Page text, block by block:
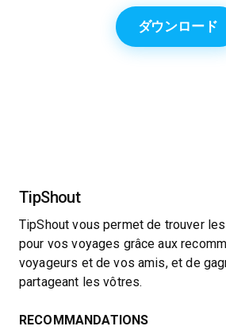
ダウンロード
TipShout
TipShout vous permet de trouver
pour vos voyages grâce aux
voyageurs et de vos amis, et de
partageant les vôtres.
RECOMMANDATIONS